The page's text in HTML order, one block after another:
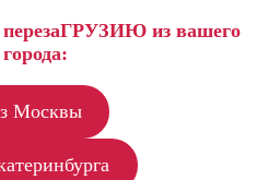
из вашего
города:
Москвы